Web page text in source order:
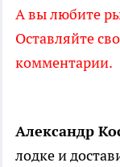
А вы любите
Оставляйте
комментарии.
Александр
лодке и